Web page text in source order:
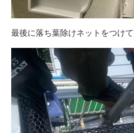
最後に落ち葉除けネットをつけて